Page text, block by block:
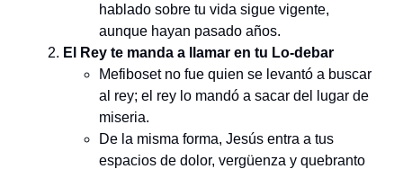
hablado sobre tu vida sigue vigente,
aunque hayan pasado años.
El Rey te manda a llamar en tu Lo-debar
Mefiboset no fue quien se levantó a buscar
al rey; el rey lo mandó a sacar del lugar de
miseria.
De la misma forma, Jesús entra a tus
espacios de dolor, vergüenza y quebranto